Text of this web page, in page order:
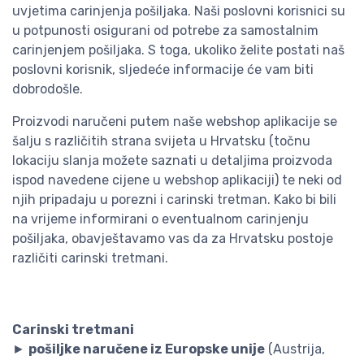
uvjetima carinjenja pošiljaka. Naši poslovni korisnici su
u potpunosti osigurani od potrebe za samostalnim
carinjenjem pošiljaka. S toga, ukoliko želite postati naš
poslovni korisnik, sljedeće informacije će vam biti
dobrodošle.
Proizvodi naručeni putem naše webshop aplikacije se
šalju s različitih strana svijeta u Hrvatsku (točnu
lokaciju slanja možete saznati u detaljima proizvoda
ispod navedene cijene u webshop aplikaciji) te neki od
njih pripadaju u porezni i carinski tretman. Kako bi bili
na vrijeme informirani o eventualnom carinjenju
pošiljaka, obavještavamo vas da za Hrvatsku postoje
različiti carinski tretmani.
Carinski tretmani
► pošiljke naručene iz Europske unije (Austrija,